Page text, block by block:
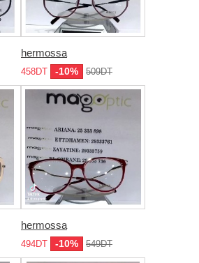
hermossa
458DT -10% 509DT
hermossa
494DT -10% 549DT